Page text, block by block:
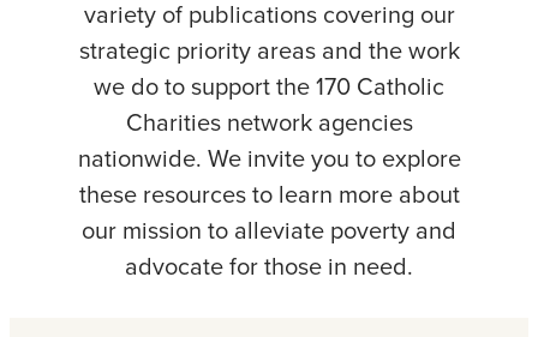
variety of publications covering our
strategic priority areas and the work
we do to support the 170 Catholic
Charities network agencies
nationwide. We invite you to explore
these resources to learn more about
our mission to alleviate poverty and
advocate for those in need.